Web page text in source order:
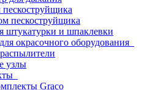
пескоструйщика
штукатурки и шпаклевки
окрасочного оборудования
узлы
Graco